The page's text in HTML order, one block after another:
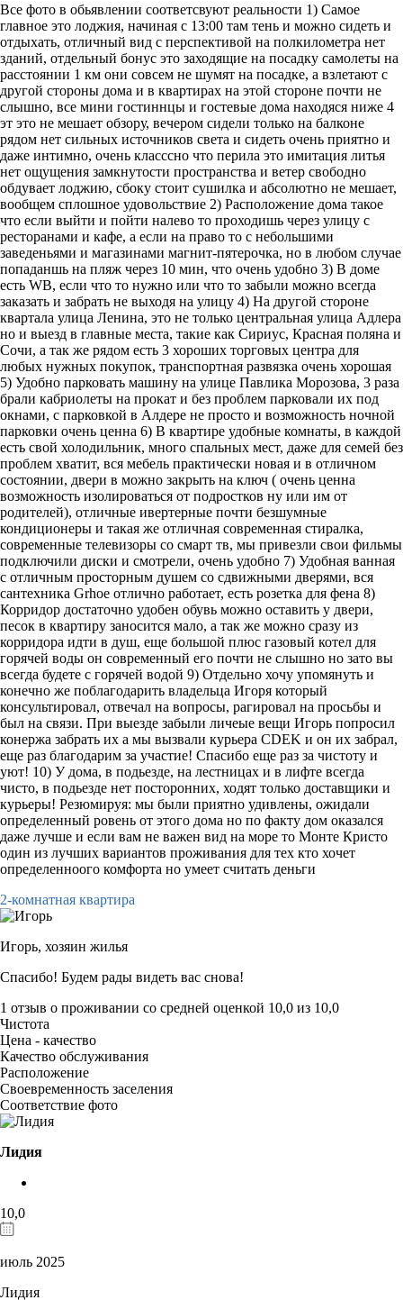
Все фото в обьявлении соответсвуют реальности 1) Самое
главное это лоджия, начиная с 13:00 там тень и можно сидеть и
отдыхать, отличный вид с перспективой на полкилометра нет
зданий, отдельный бонус это заходящие на посадку самолеты на
расстоянии 1 км они совсем не шумят на посадке, а взлетают с
другой стороны дома и в квартирах на этой стороне почти не
слышно, все мини гостиннцы и гостевые дома находяся ниже 4
эт это не мешает обзору, вечером сидели только на балконе
рядом нет сильных источников света и сидеть очень приятно и
даже интимно, очень класссно что перила это имитация литья
нет ощущения замкнутости пространства и ветер свободно
обдувает лоджию, сбоку стоит сушилка и абсолютно не мешает,
вообщем сплошное удовольствие 2) Расположение дома такое
что если выйти и пойти налево то проходишь через улицу с
ресторанами и кафе, а если на право то с небольшими
заведеньями и магазинами магнит-пятерочка, но в любом случае
попаданшь на пляж через 10 мин, что очень удобно 3) В доме
есть WB, если что то нужно или что то забыли можно всегда
заказать и забрать не выходя на улицу 4) На другой стороне
квартала улица Ленина, это не только центральная улица Адлера
но и выезд в главные места, такие как Сириус, Красная поляна и
Сочи, а так же рядом есть 3 хороших торговых центра для
любых нужных покупок, транспортная развязка очень хорошая
5) Удобно парковать машину на улице Павлика Морозова, 3 раза
брали кабриолеты на прокат и без проблем парковали их под
окнами, с парковкой в Алдере не просто и возможность ночной
парковки очень ценна 6) В квартире удобные комнаты, в каждой
есть свой холодильник, много спальных мест, даже для семей без
проблем хватит, вся мебель практически новая и в отличном
состоянии, двери в можно закрыть на ключ ( очень ценна
возможность изолироваться от подростков ну или им от
родителей), отличные ивертерные почти безшумные
кондиционеры и такая же отличная современная стиралка,
современные телевизоры со смарт тв, мы привезли свои фильмы
подключили диски и смотрели, очень удобно 7) Удобная ванная
с отличным просторным душем со сдвижными дверями, вся
сантехника Grhoe отлично работает, есть розетка для фена 8)
Корридор достаточно удобен обувь можно оставить у двери,
песок в квартиру заносится мало, а так же можно сразу из
корридора идти в душ, еще большой плюс газовый котел для
горячей воды он современный его почти не слышно но зато вы
всегда будете с горячей водой 9) Отдельно хочу упомянуть и
конечно же поблагодарить владельца Игоря который
консультировал, отвечал на вопросы, рагировал на просьбы и
был на связи. При выезде забыли личеые вещи Игорь попросил
конержа забрать их а мы вызвали курьера CDEK и он их забрал,
еще раз благодарим за участие! Спасибо еще раз за чистоту и
уют! 10) У дома, в подьезде, на лестницах и в лифте всегда
чисто, в подьезде нет посторонних, ходят только доставщики и
курьеры! Резюмируя: мы были приятно удивлены, ожидали
определенный ровень от этого дома но по факту дом оказался
даже лучше и если вам не важен вид на море то Монте Кристо
один из лучших вариантов проживания для тех кто хочет
определенноого комфорта но умеет считать деньги
2-комнатная квартира
Игорь, хозяин жилья
Спасибо! Будем рады видеть вас снова!
1 отзыв о проживании со средней оценкой 10,0 из 10,0
Чистота
Цена - качество
Качество обслуживания
Расположение
Своевременность заселения
Соответствие фото
Лидия
10,0
июль 2025
Лидия